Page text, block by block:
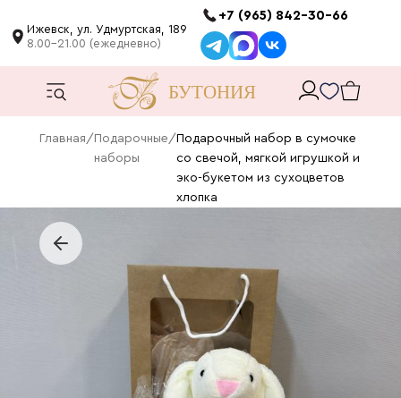
Ижевск, ул. Удмуртская, 189
8.00-21.00 (ежедневно)
+7 (965) 842-30-66
Главная/ Подарочные
наборы
/ Подарочный набор в сумочке
со свечой, мягкой игрушкой и
эко-букетом из сухоцветов
хлопка